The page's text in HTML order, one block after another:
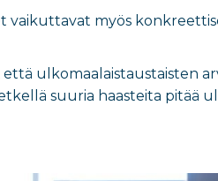
myös
ulkomaalaistaustaisten
suuria haasteita pitää